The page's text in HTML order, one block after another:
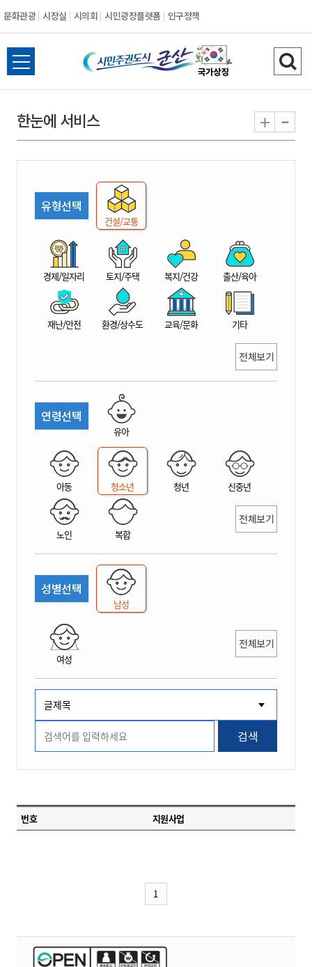
문화관광 시장실 시의회 시민광장플랫폼 인구정책
시
민
권
도
시
산
전
체
뉴
열
검
색
기
한눈에 서비스 + -
유형선택
건설/교통
경제/일자리 토지/주택 복지/건강 출산/육아
재난/안전 환경/상수도 교육/문화 기타
전체보기
연령선택
유아
아동 청소년 청년 신중년
노인 복합
전체보기
성별선택
남성
여성
전체보기
검색
번호 지원사업
1